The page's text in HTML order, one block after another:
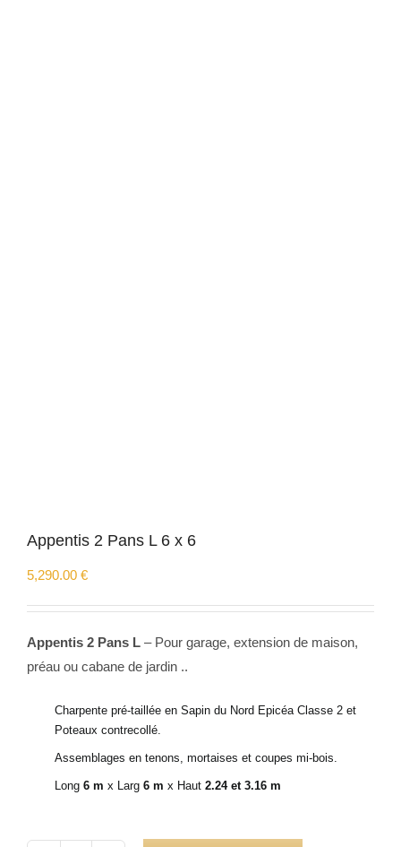
Appentis 2 Pans L 6 x 6
5,290.00 €
Appentis 2 Pans L – Pour garage, extension de maison,
préau ou cabane de jardin ..
Charpente pré-taillée en Sapin du Nord Epicéa Classe 2 et
Poteaux contrecollé.
Assemblages en tenons, mortaises et coupes mi-bois.
Long6 m x Larg6 m x Haut2.24 et 3.16 m